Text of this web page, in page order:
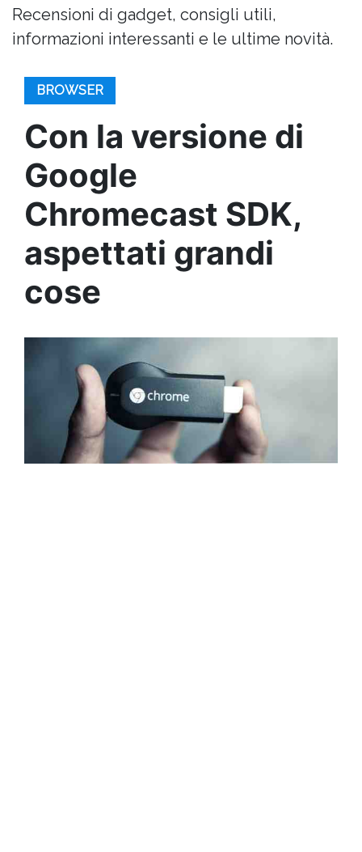
Recensioni di gadget, consigli utili,
informazioni interessanti e le ultime novità.
BROWSER
Con la versione di
Google
Chromecast SDK,
aspettati grandi
cose